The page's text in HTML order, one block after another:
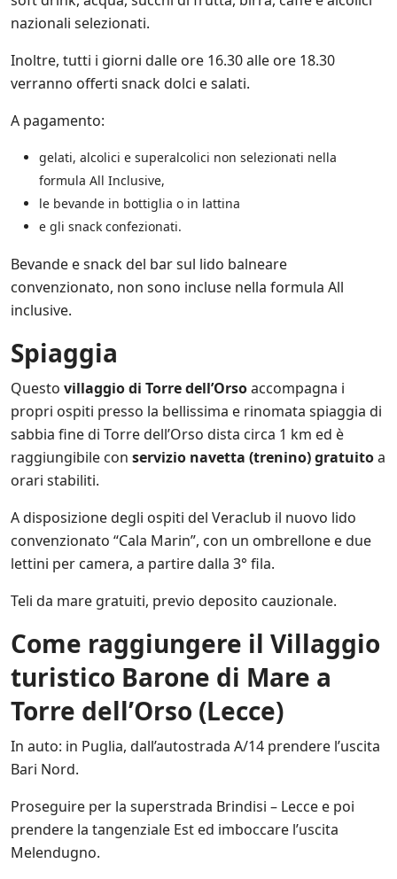
nazionali selezionati.
Inoltre, tutti i giorni dalle ore 16.30 alle ore 18.30
verranno offerti snack dolci e salati.
A pagamento:
gelati, alcolici e superalcolici non selezionati nella
formula All Inclusive,
le bevande in bottiglia o in lattina
e gli snack confezionati.
Bevande e snack del bar sul lido balneare
convenzionato, non sono incluse nella formula All
inclusive.
Spiaggia
Questo villaggio di Torre dell’Orsoaccompagna i
propri ospiti presso la bellissima e rinomata spiaggia di
sabbia fine di Torre dell’Orso dista circa 1 km ed è
raggiungibile con servizio navetta (trenino) gratuitoa
orari stabiliti.
A disposizione degli ospiti del Veraclub il nuovo lido
convenzionato “Cala Marin”, con un ombrellone e due
lettini per camera, a partire dalla 3° fila.
Teli da mare gratuiti, previo deposito cauzionale.
Come raggiungere il Villaggio
turistico Barone di Mare a
Torre dell’Orso (Lecce)
In auto: in Puglia, dall’autostrada A/14 prendere l’uscita
Bari Nord.
Proseguire per la superstrada Brindisi – Lecce e poi
prendere la tangenziale Est ed imboccare l’uscita
Melendugno.